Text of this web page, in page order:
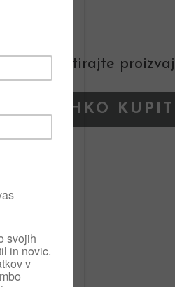
kontaktirajte
KJE LAHKO